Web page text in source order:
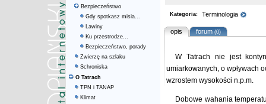
Bezpieczeństwo
Gdy spotkasz misia...
Lawiny
Ku przestrodze...
Bezpieczeństwo, porady
Zwierzę na szlaku
Schroniska
O Tatrach
TPN i TANAP
Klimat
Kategoria: Terminologia
opis forum(0)
W Tatrach nie jest
umiarkowanych, o wpływach
wzrostem wysokości n.p.m.
Dobowe wahania